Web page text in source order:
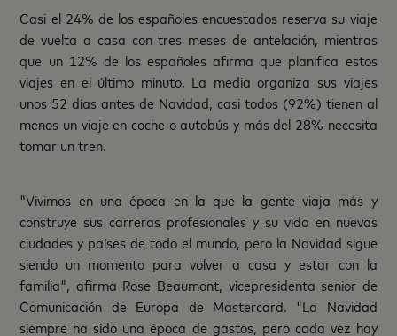
Casi el 24% de los españoles encuestados reserva su viaje
de vuelta a casa con tres meses de antelación, mientras
que un 12% de los españoles afirma que planifica estos
viajes en el último minuto. La media organiza sus viajes
unos 52 días antes de Navidad, casi todos (92%) tienen al
menos un viaje en coche o autobús y más del 28% necesita
tomar un tren.
"Vivimos en una época en la que la gente viaja más y
construye sus carreras profesionales y su vida en nuevas
ciudades y países de todo el mundo, pero la Navidad sigue
siendo un momento para volver a casa y estar con la
familia", afirma Rose Beaumont, vicepresidenta senior de
Comunicación de Europa de Mastercard. "La Navidad
siempre ha sido una época de gastos, pero cada vez hay